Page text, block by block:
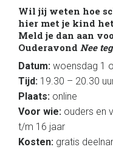
Wil jij weten hoe
hier met je kind
Meld je dan aan
Ouderavond Nee
Datum: woensdag 1
Tijd: 19.30 – 20.30
Plaats: online
Voor wie: ouders en
t/m 16 jaar
Kosten: gratis